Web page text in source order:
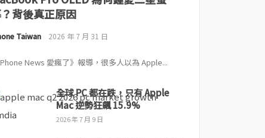
背後真正原因
Taiwan 2026 年 7 月 31 日
iPhone News 愛瘋了》報導，很多人以為 Apple...
全球 PC 都在跌，只有 Apple
Mac 逆勢狂飆 15.9%
2026 年 7 月 9 日